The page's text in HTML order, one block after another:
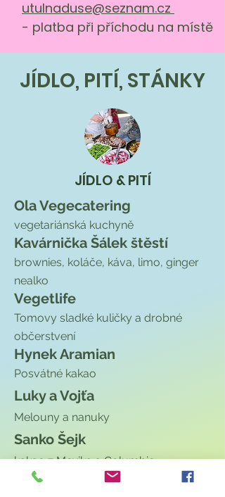
utulnaduse@seznam.cz
- platba při příchodu na místě
JÍDLO, PITÍ, STÁNKY
JÍDLO & PITÍ
Ola Vegecatering
vegetariánská kuchyně
Kavárnička Šálek štěstí
brownies, koláče, káva, limo, ginger
nealko
Vegetlife
Tomovy sladké kuličky a drobné
občerstvení
Hynek Aramian
Posvátné kakao
Luky a Vojťa
Melouny a nanuky
Sanko Šejk
kakao z Mexika a Columbie